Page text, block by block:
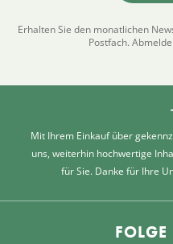
Erhalten Sie den monatlichen
Postfach.
Mit Ihrem Einkauf über
uns, weiterhin hochwertige
für Sie. Danke für Ihre